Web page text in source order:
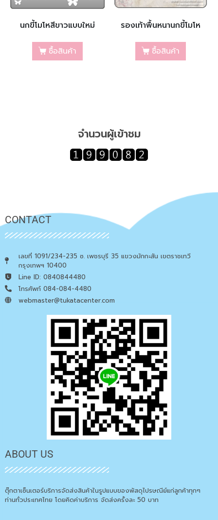
นกขี้โมโหสีขาวแบบใหม่
ซื้อสินค้า
รองเท้าพื้นหนานกขี้โมโห
ซื้อสินค้า
จำนวนผู้เข้าชม
CONTACT
เลขที่ 1091/234-235 ซ. เพชรบุรี 35 แขวงมักกะสัน เขตราชเทวี
กรุงเทพฯ 10400
Line ID: 0840844480
โทรศัพท์ 084-084-4480
webmaster@tukatacenter.com
ABOUT US
ตุ๊กตาเซ็นเตอร์บริการจัดส่งสินค้าในรูปแบบของพัสดุไปรษณีย์แก่ลูกค้าทุกๆ
ท่านทั่วประเทศไทย โดยคิดค่าบริการ จัดส่งครั้งละ 50 บาท